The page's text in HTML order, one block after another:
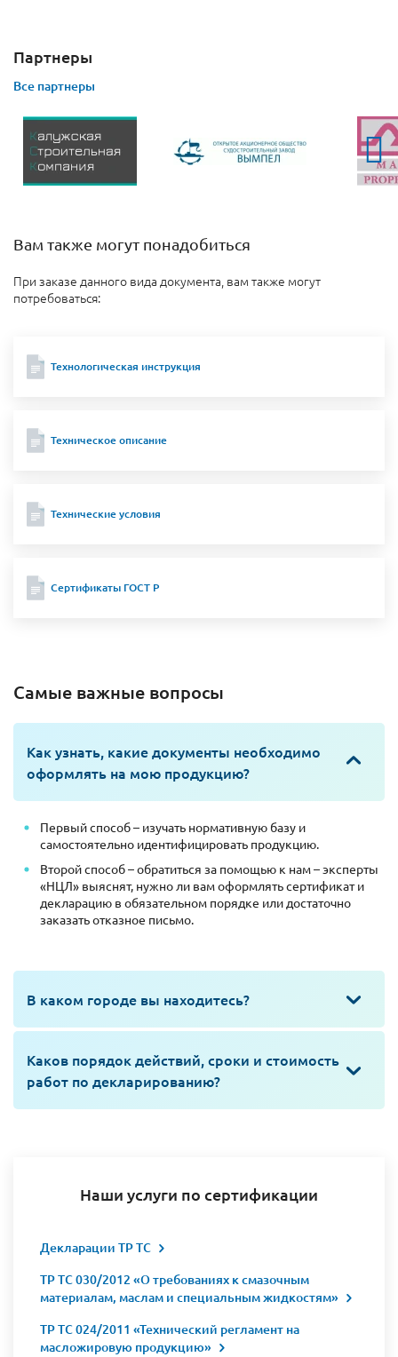
Партнеры
Все партнеры
Вам также могут понадобиться
При заказе данного вида документа, вам также могут
потребоваться:
Технологическая инструкция
Техническое описание
Технические условия
Сертификаты ГОСТ Р
Самые важные вопросы
Как узнать, какие документы необходимо
оформлять на мою продукцию?
Первый способ – изучать нормативную базу и
самостоятельно идентифицировать продукцию.
Второй способ – обратиться за помощью к нам – эксперты
«НЦЛ» выяснят, нужно ли вам оформлять сертификат и
декларацию в обязательном порядке или достаточно
заказать отказное письмо.
В каком городе вы находитесь?
Каков порядок действий, сроки и стоимость
работ по декларированию?
Наши услуги по сертификации
Декларации ТР ТС
ТР ТС 030/2012 «О требованиях к смазочным
материалам, маслам и специальным жидкостям»
ТР ТС 024/2011 «Технический регламент на
масложировую продукцию»